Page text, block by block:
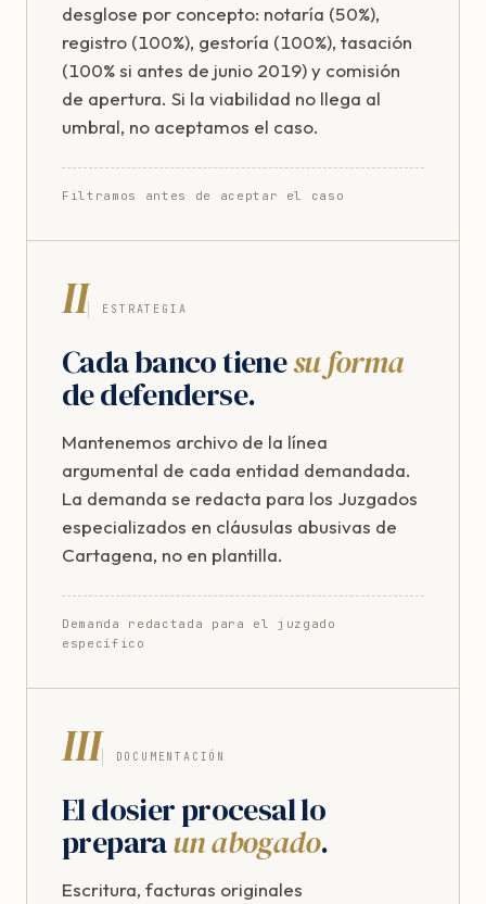
desglose por concepto: notaría (50%),
registro (100%), gestoría (100%), tasación
(100% si antes de junio 2019) y comisión
de apertura. Si la viabilidad no llega al
umbral, no aceptamos el caso.
Filtramos antes de aceptar el caso
II ESTRATEGIA
Cada banco tienesu forma
de defenderse.
Mantenemos archivo de la línea
argumental de cada entidad demandada.
La demanda se redacta para los Juzgados
especializados en cláusulas abusivas de
Cartagena, no en plantilla.
Demanda redactada para el juzgado
específico
III DOCUMENTACIÓN
El dosier procesal lo
preparaun abogado.
Escritura, facturas originales